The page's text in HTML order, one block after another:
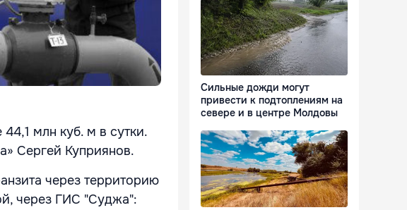
млн куб. м в сутки.
Сергей Куприянов.
через территорию
через ГИС "Суджа":
Сильные дожди могут
привести к подтоплениям на
севере и в центре Молдовы